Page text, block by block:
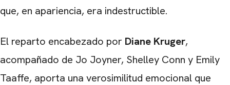
que, en apariencia, era indestructible.
El reparto encabezado por Diane Kruger,
acompañado de Jo Joyner, Shelley Conn y Emily
Taaffe, aporta una verosimilitud emocional que